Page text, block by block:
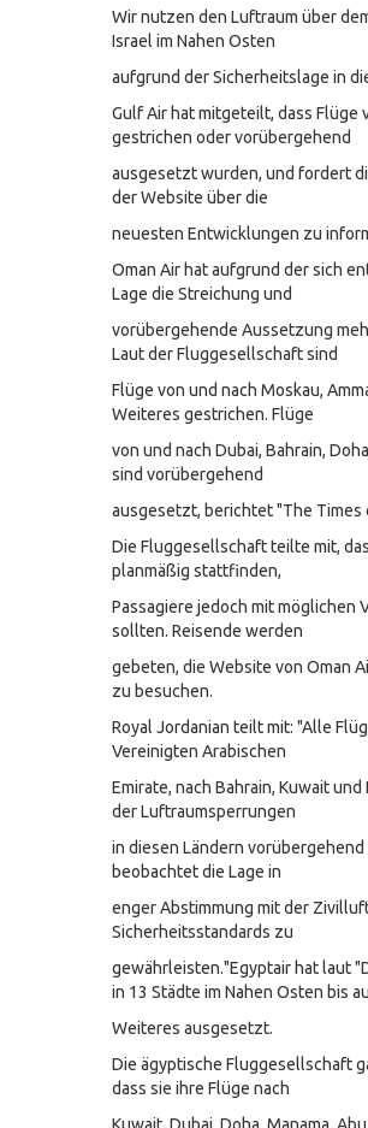
Wir nutzen den Luftraum über
Israel im Nahen Osten
aufgrund der Sicherheitslage in
Gulf Air hat mitgeteilt, dass Flüge
gestrichen oder vorübergehend
ausgesetzt wurden, und fordert
der Website über die
neuesten Entwicklungen zu
Oman Air hat aufgrund der sich
Lage die Streichung und
vorübergehende Aussetzung
Laut der Fluggesellschaft sind
Flüge von und nach Moskau,
Weiteres gestrichen. Flüge
von und nach Dubai, Bahrain,
sind vorübergehend
ausgesetzt, berichtet "The Times
Die Fluggesellschaft teilte mit,
planmäßig stattfinden,
Passagiere jedoch mit möglichen
sollten. Reisende werden
gebeten, die Website von Oman
zu besuchen.
Royal Jordanian teilt mit: "Alle
Vereinigten Arabischen
Emirate, nach Bahrain, Kuwait
der Luftraumsperrungen
in diesen Ländern
beobachtet die Lage in
enger Abstimmung mit der
Sicherheitsstandards zu
gewährleisten."Egyptair hat laut
in 13 Städte im Nahen Osten bis
Weiteres ausgesetzt.
Die ägyptische Fluggesellschaft
dass sie ihre Flüge nach